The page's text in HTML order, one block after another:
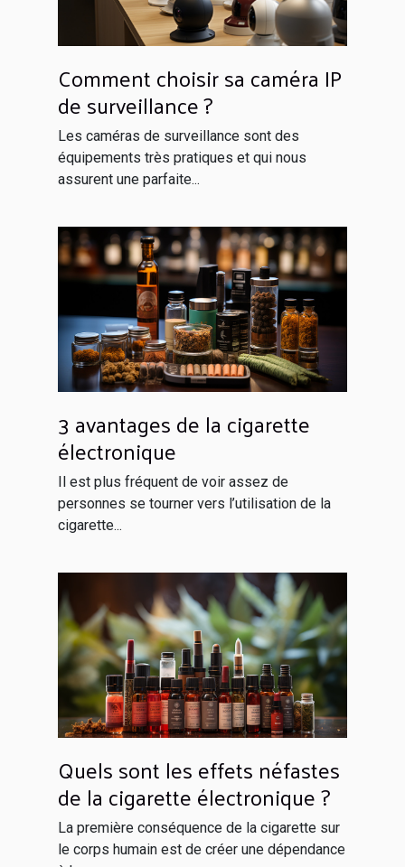
Comment choisir sa caméra IP
de surveillance ?
Les caméras de surveillance sont des
équipements très pratiques et qui nous
assurent une parfaite...
3 avantages de la cigarette
électronique
Il est plus fréquent de voir assez de
personnes se tourner vers l’utilisation de la
cigarette...
Quels sont les effets néfastes
de la cigarette électronique ?
La première conséquence de la cigarette sur
le corps humain est de créer une dépendance